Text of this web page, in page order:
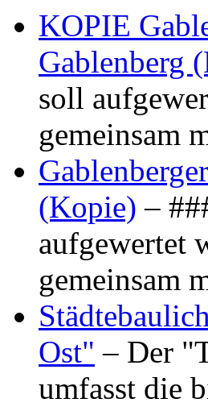
KOPIE
Gablenberg
soll
gemeinsam
(Kopie) –
aufgewertet
gemeinsam
Ost" – Der
umfasst die